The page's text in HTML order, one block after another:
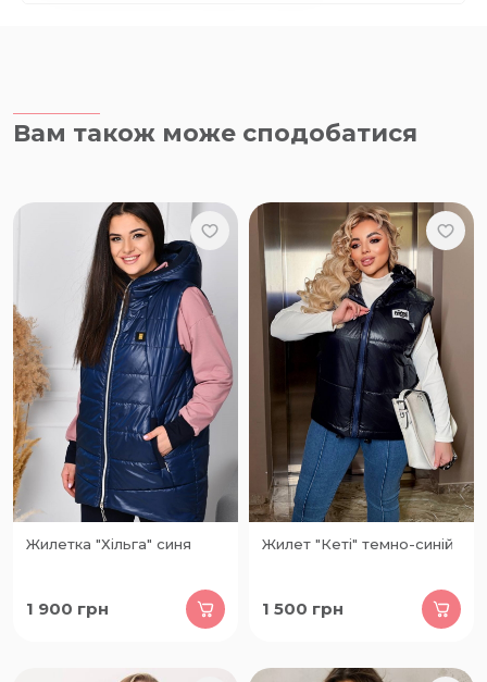
Вам також може сподобатися
Жилетка "Хільга" синя
1 900 грн
Жилет "Кеті" темно-синій
1 500 грн